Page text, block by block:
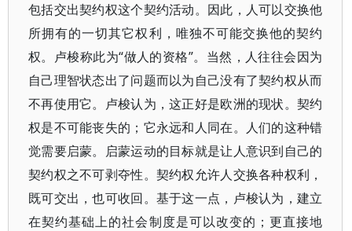
包括交出契约权这个契约活动。因此，人可以交换他
所拥有的一切其它权利，唯独不可能交换他的契约
权。卢梭称此为“做人的资格”。当然，人往往会因为
自己理智状态出了问题而以为自己没有了契约权从而
不再使用它。卢梭认为，这正好是欧洲的现状。契约
权是不可能丧失的；它永远和人同在。人们的这种错
觉需要启蒙。启蒙运动的目标就是让人意识到自己的
契约权之不可剥夺性。契约权允许人交换各种权利，
既可交出，也可收回。基于这一点，卢梭认为，建立
在契约基础上的社会制度是可以改变的；更直接地